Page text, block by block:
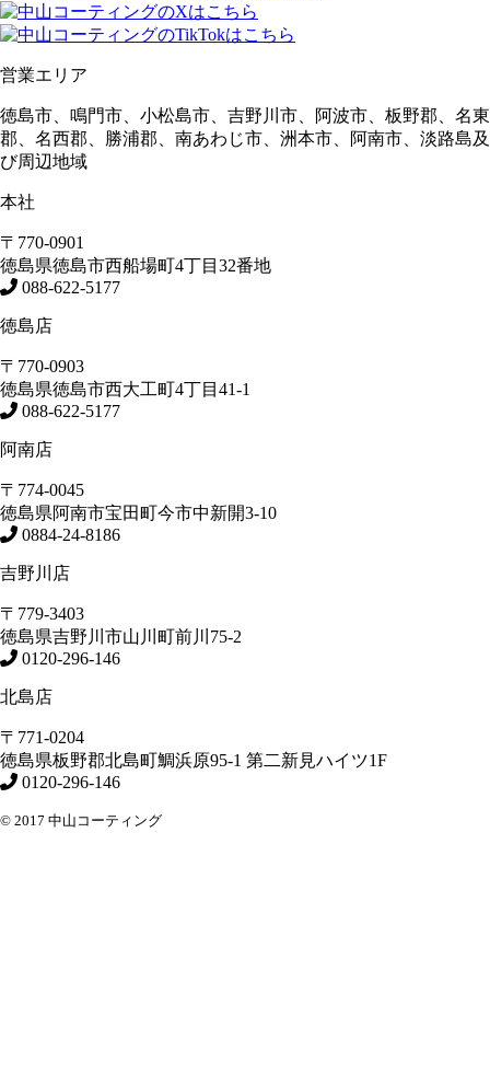
営業エリア
徳島市、鳴門市、小松島市、吉野川市、阿波市、板野郡、名東
郡、名西郡、勝浦郡、南あわじ市、洲本市、阿南市、淡路島及
び周辺地域
本社
〒770-0901
徳島県徳島市西船場町4丁目32番地
088-622-5177
徳島店
〒770-0903
徳島県徳島市西大工町4丁目41-1
088-622-5177
阿南店
〒774-0045
徳島県阿南市宝田町今市中新開3-10
0884-24-8186
吉野川店
〒779-3403
徳島県吉野川市山川町前川75-2
0120-296-146
北島店
〒771-0204
徳島県板野郡北島町鯛浜原95-1 第二新見ハイツ1F
0120-296-146
© 2017 中山コーティング